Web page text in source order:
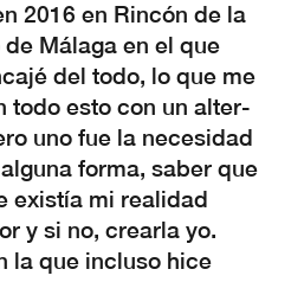
2016 en Rincón de la
Málaga en el que
del todo, lo que me
todo esto con un alter-
uno fue la necesidad
forma, saber que
existía mi realidad
y si no, crearla yo.
la que incluso hice